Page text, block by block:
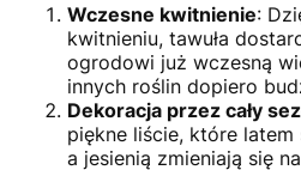
Wczesne kwitnienie:
kwitnieniu, tawuła
ogrodowi już wczesną
innych roślin dopiero
Dekoracja przez cały
piękne liście, które
a jesienią zmieniają się